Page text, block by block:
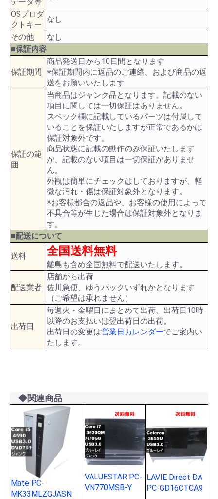
OSプロダ
クトキー
なし
その他
なし
■保証内容
保証期間
商品発送日から10日間となります
※保証期間内に返品のご連絡、および商品の返
送をお願いいたします
保証の範
囲
当商品はジャンク品となります。記載のない
項目に関しては一切保証はありません。
スペック欄に記載しているパーツは付属して
いることを保証いたしますが正常であるかは
保証対象外です。
商品状態に記載の動作のみ保証いたします
が、記載のない項目は一切保証がありませ
ん。
外観は簡単にチェックはしておりますが、軽
微な汚れ・傷は保証対象外となります。
※お客様都合の返品や、お客様の使用によって
不具合等が生じた場合は保証対象外となりま
す。
■配送について
送料 全国送料無料
離島も含め全国無料で配送いたします。
配送業者
店舗から出荷
佐川急便、ゆうパックいずれかとなります
（ご希望は承れません）
出荷日
毎週火・金曜日にまとめて出荷、出荷日10時
以降のお支払いは翌出荷日の出荷。
出荷日の変更は営業日カレンダーでご案内い
たします。
◆関連商品
Mate PC-
MK33MLZGJASN
VALUESTAR PC-
VN770MSB-Y
LAVIE Direct DA
PC-GD16CTCA9